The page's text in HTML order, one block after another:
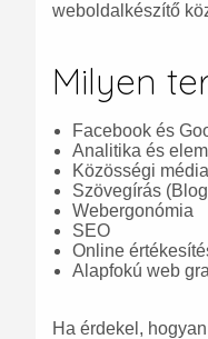
weboldalkészítő
Milyen
Facebook és
Analitika és
Közösségi
Szövegírás
Webergonómia
SEO
Online
Alapfokú web
Ha érdekel,